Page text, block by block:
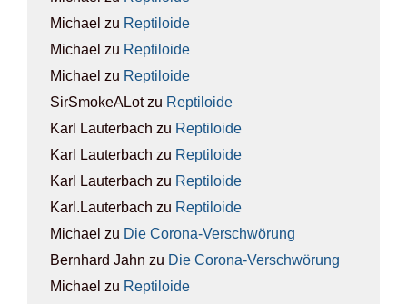
Michael zu Rep­ti­lo­ide
Michael zu Rep­ti­lo­ide
Michael zu Rep­ti­lo­ide
SirSmokeALotzu Rep­ti­lo­ide
Karl Lauterbach zu Rep­ti­lo­ide
Karl Lauterbach zu Rep­ti­lo­ide
Karl Lauterbach zu Rep­ti­lo­ide
Karl.Lauterbach zu Rep­ti­lo­ide
Michael zu Die Coro­na-Ver­schwö­rung
Bernhard Jahn zu Die Coro­na-Ver­schwö­rung
Michael zu Rep­ti­lo­ide